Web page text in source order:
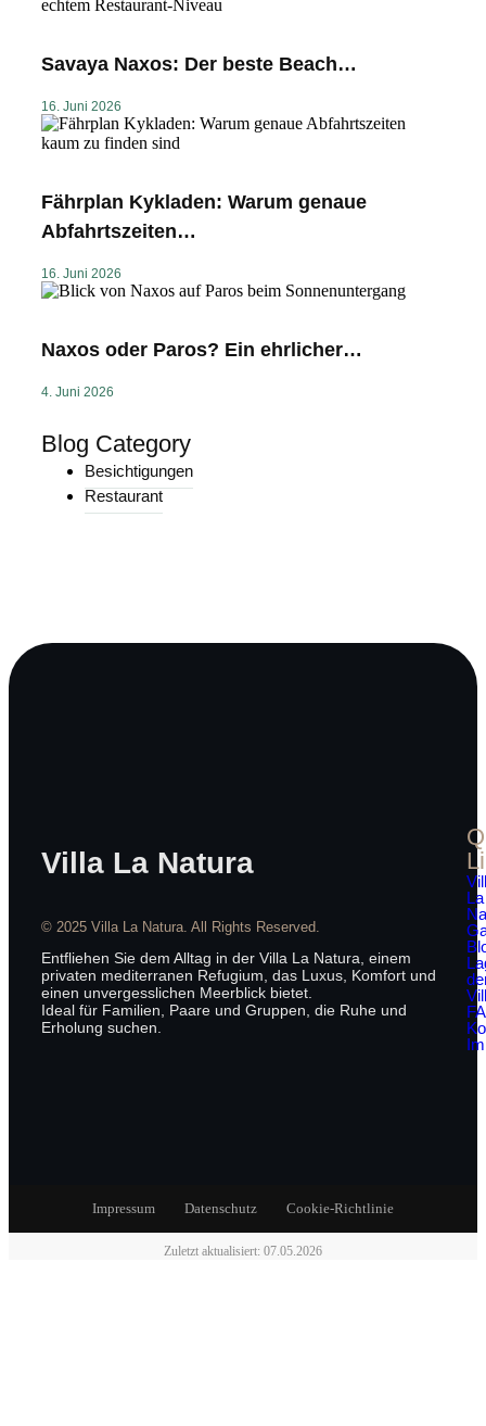
Savaya Naxos: Der beste Beach…
16. Juni 2026
Fährplan Kykladen: Warum genaue
Abfahrtszeiten…
16. Juni 2026
Naxos oder Paros? Ein ehrlicher…
4. Juni 2026
Blog Category
Besichtigungen
Restaurant
Villa La Natura
© 2025 Villa La Natura. All Rights Reserved.
Entfliehen Sie dem Alltag in der Villa La Natura, einem
privaten mediterranen Refugium, das Luxus, Komfort und
einen unvergesslichen Meerblick bietet.
Ideal für Familien, Paare und Gruppen, die Ruhe und
Erholung suchen.
La
Impressum Datenschutz Cookie-Richtlinie
Zuletzt aktualisiert: 07.05.2026